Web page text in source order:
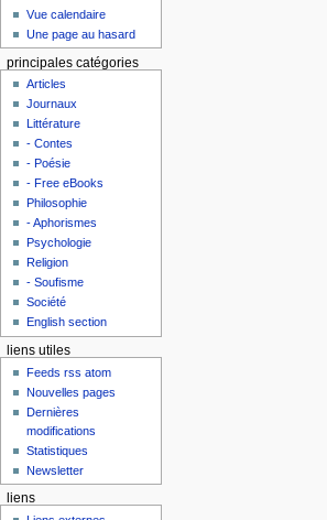
Vue calendaire
Une page au hasard
principales catégories
Articles
Journaux
Littérature
- Contes
- Poésie
- Free eBooks
Philosophie
- Aphorismes
Psychologie
Religion
- Soufisme
Société
English section
liens utiles
Feeds rss atom
Nouvelles pages
Dernières
modifications
Statistiques
Newsletter
liens